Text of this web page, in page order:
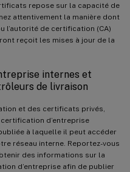
repose sur la capacité de
attentivement la manière dont
l’autorité de certification (CA)
reçoit les mises à jour de la
internes et
de livraison
et des certificats privés,
d’entreprise
à laquelle il peut accéder
réseau interne. Reportez-vous
des informations sur la
d’entreprise afin de publier